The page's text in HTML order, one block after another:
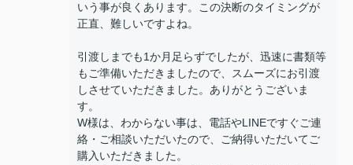
いう事が良くあります。この決断のタイミングが
正直、難しいですよね。
引渡しまでも1か月足らずでしたが、迅速に書類等
もご準備いただきましたので、スムーズにお引渡
しさせていただきました。ありがとうございま
す。
W様は、わからない事は、電話やLINEですぐご連
絡・ご相談いただいたので、ご納得いただいてご
購入いただきました。